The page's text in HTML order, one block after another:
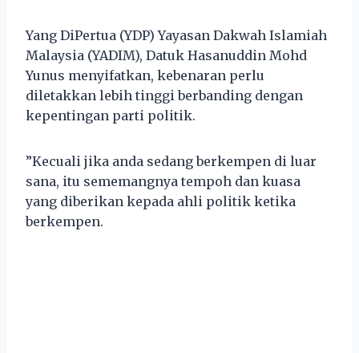
Yang DiPertua (YDP) Yayasan Dakwah Islamiah
Malaysia (YADIM), Datuk Hasanuddin Mohd
Yunus menyifatkan, kebenaran perlu
diletakkan lebih tinggi berbanding dengan
kepentingan parti politik.
”Kecuali jika anda sedang berkempen di luar
sana, itu sememangnya tempoh dan kuasa
yang diberikan kepada ahli politik ketika
berkempen.